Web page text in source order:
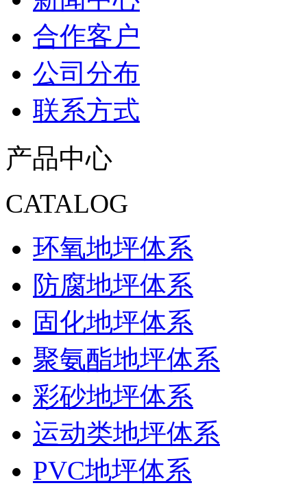
合作客户
公司分布
联系方式
产品中心
CATALOG
环氧地坪体系
防腐地坪体系
固化地坪体系
聚氨酯地坪体系
彩砂地坪体系
运动类地坪体系
PVC地坪体系